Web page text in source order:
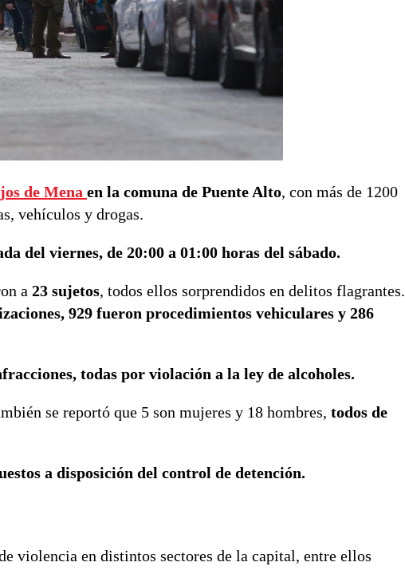
de Mena en la comuna de Puente Alto, con más de 1200
vehículos y drogas.
del viernes, de 20:00 a 01:00 horas del sábado.
a 23 sujetos, todos ellos sorprendidos en delitos flagrantes.
929 fueron procedimientos vehiculares y 286
todas por violación a la ley de alcoholes.
se reportó que 5 son mujeres y 18 hombres, todos de
a disposición del control de detención.
violencia en distintos sectores de la capital, entre ellos